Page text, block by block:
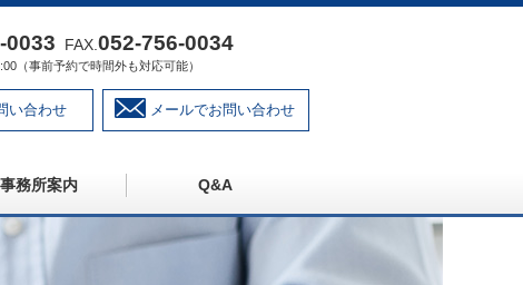
FAX. 052‐756‐0034
（事前予約で時間外も対応可能）
い合わせ メールでお問い合わせ
事務所案内 Q&A